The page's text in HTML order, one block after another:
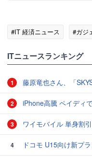
#IT 経済ニュース #ガジ
ITニュースランキング
1 藤原竜也さん、「SKYSEA Client View」新CMで
2 iPhone高騰 ペイディ
3 ワイモバイル 単身割
4 ドコモ U15向け新プ